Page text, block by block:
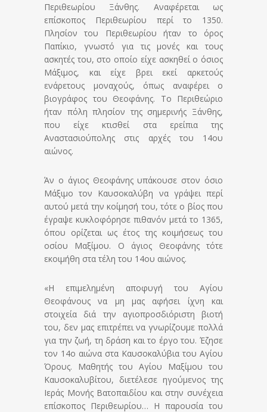
Περιθεωρίου Ξάνθης. Αναφέρεται ως
επίσκοπος Περιθεωρίου περί το 1350.
Πλησίον του Περιθεωρίου ήταν το όρος
Παπίκιο, γνωστό για τις μονές και τους
ασκητές του, στο οποίο είχε ασκηθεί ο όσιος
Μάξιμος, και είχε βρει εκεί αρκετούς
ενάρετους μοναχούς, όπως αναφέρει ο
βιογράφος του Θεοφάνης. Το Περιθεώριο
ήταν πόλη πλησίον της σημερινής Ξάνθης,
που είχε κτισθεί στα ερείπια της
Αναστασιούπολης στις αρχές του 14ου
αιώνος.
Άν ο άγιος Θεοφάνης υπάκουσε στον όσιο
Μάξιμο τον Καυσοκαλύβη να γράψει περί
αυτού μετά την κοίμησή του, τότε ο βίος που
έγραψε κυκλοφόρησε πιθανόν μετά το 1365,
όπου ορίζεται ως έτος της κοιμήσεως του
οσίου Μαξίμου. Ο άγιος Θεοφάνης τότε
εκοιμήθη στα τέλη του 14ου αιώνος.
«Η επιμελημένη αποφυγή του Αγίου
Θεοφάνους να μη μας αφήσει ίχνη και
στοιχεία διά την αγιοπροσδιόριστη βιοτή
του, δεν μας επιτρέπει να γνωρίζουμε πολλά
για την ζωή, τη δράση και το έργο του. Έζησε
τον 14ο αιώνα στα Καυσοκαλύβια του Αγίου
Όρους. Μαθητής του Αγίου Μαξίμου του
Καυσοκαλυβίτου, διετέλεσε ηγούμενος της
Ιεράς Μονής Βατοπαιδίου και στην συνέχεια
επίσκοπος Περιθεωρίου… Η παρουσία του